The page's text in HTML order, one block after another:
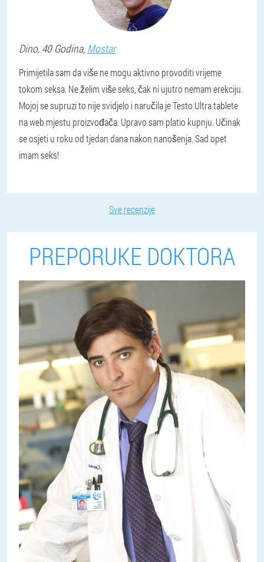
Dino, 40 Godina, Mostar
Primijetila sam da više ne mogu aktivno provoditi vrijeme
tokom seksa. Ne želim više seks, čak ni ujutro nemam erekciju.
Mojoj se supruzi to nije svidjelo i naručila je Testo Ultra tablete
na web mjestu proizvođača. Upravo sam platio kupnju. Učinak
se osjeti u roku od tjedan dana nakon nanošenja. Sad opet
imam seks!
Sve recenzije
PREPORUKE DOKTORA